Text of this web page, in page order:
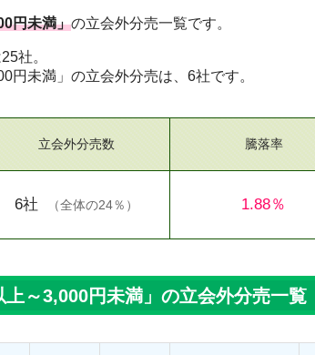
円未満」の立会外分売一覧です。
社。
円未満」の立会外分売は、6社です。
立会外分売数
6社 （全体の24％ ）
騰落率
1.88％
～3,000円未満」の立会外分売一覧